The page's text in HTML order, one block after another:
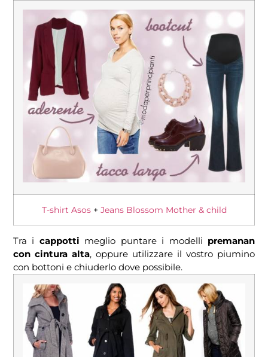
T-shirt Asos+ Jeans Blossom Mother & child
Tra i cappotti meglio puntare i modelli premanan
con cintura alta, oppure utilizzare il vostro piumino
con bottoni e chiuderlo dove possibile.